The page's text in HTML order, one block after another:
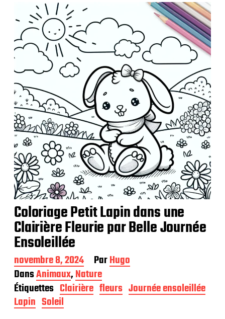
l
c
a
i
o
n
Coloriage Petit Lapin dans une
Clairière Fleurie par Belle Journée
Ensoleillée
D
a
t
e
d
e
novembre 8, 2024 ParHugo
DansAnimaux,Nature
Étiquettes Clairière fleurs Journée ensoleillée
Lapin Soleil